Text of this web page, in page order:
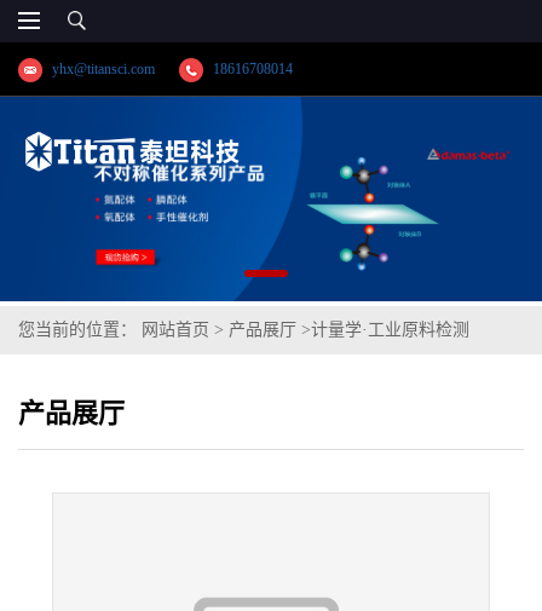
yhx@titansci.com 18616708014
您当前的位置： 网站首页 > 产品展厅 >计量学·工业原料检测
产品展厅